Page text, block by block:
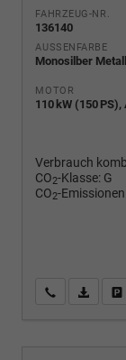
FAHRZEUG-NR.
136140
AUSSENFARBE
Monosilber
MOTOR
110 kW (150
Verbrauch
CO2-Klasse: G
CO2-
Wir rufen Sie an
PDF-